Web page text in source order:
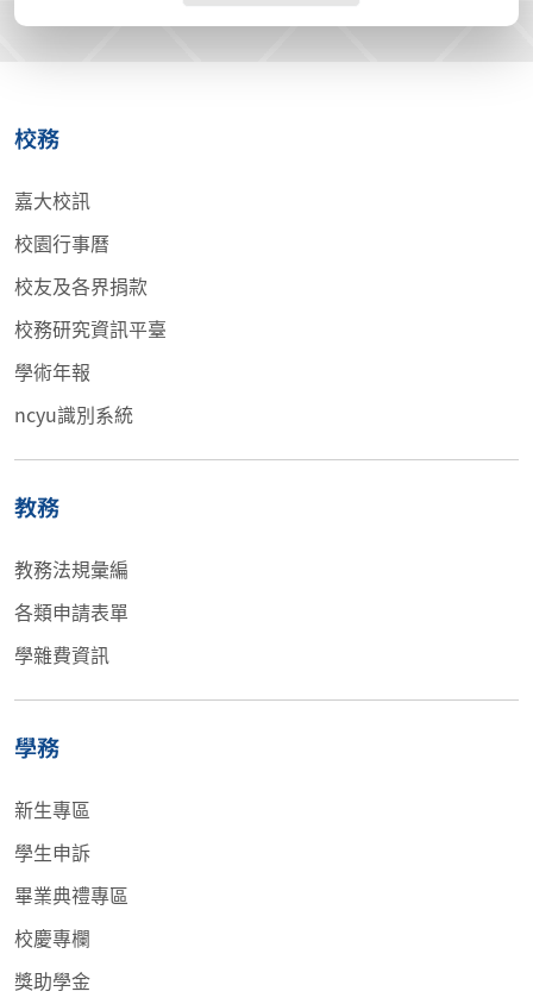
校務
嘉大校訊
校園行事曆
校友及各界捐款
校務研究資訊平臺
學術年報
ncyu識別系統
教務
教務法規彙編
各類申請表單
學雜費資訊
學務
新生專區
學生申訴
畢業典禮專區
校慶專欄
獎助學金